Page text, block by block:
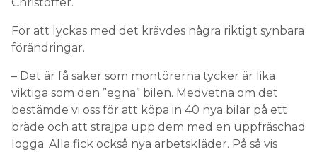
Christoffer.
För att lyckas med det krävdes några riktigt synbara
förändringar.
– Det är få saker som montörerna tycker är lika
viktiga som den ”egna” bilen. Medvetna om det
bestämde vi oss för att köpa in 40 nya bilar på ett
bräde och att strajpa upp dem med en uppfräschad
logga. Alla fick också nya arbetskläder. På så vis